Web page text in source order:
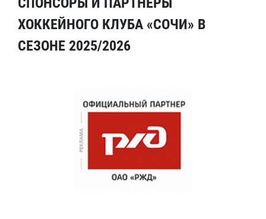
ХОККЕЙНОГО КЛУБА «СОЧИ» В
СЕЗОНЕ 2025/2026